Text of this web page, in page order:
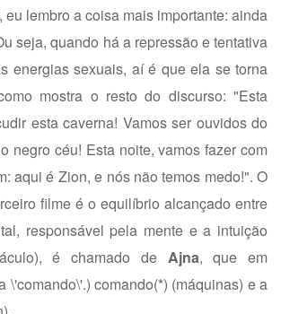
eu lembro a coisa mais importante: ainda
seja, quando há a repressão e tentativa
energias sexuais, aí é que ela se torna
mostra o resto do discurso: "Esta
esta caverna! Vamos ser ouvidos do
negro céu! Esta noite, vamos fazer com
aqui é Zion, e nós não temos medo!". O
filme é o equilíbrio alcançado entre
responsável pela mente e a intuição
é chamado de Ajna, que em
\'comando\'.) comando(*) (máquinas) e a